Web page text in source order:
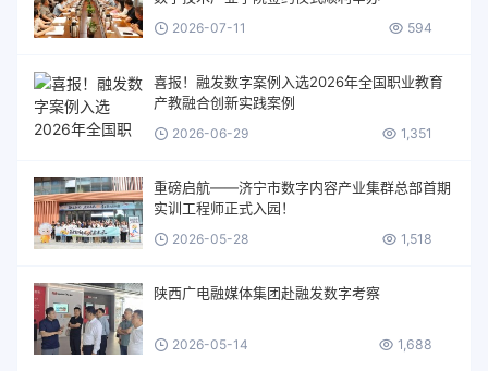
2026-07-11 594
喜报！融发数字案例入选2026年全国职业教育
产教融合创新实践案例
2026-06-29 1,351
重磅启航——济宁市数字内容产业集群总部首期
实训工程师正式入园！
2026-05-28 1,518
陕西广电融媒体集团赴融发数字考察
2026-05-14 1,688